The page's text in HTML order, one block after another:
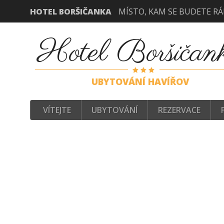
Hotel
UBYTOVÁNÍ HAVÍŘOV
HOTEL BORŠIČANKA MÍSTO, KAM SE BUDETE
VÍTEJTE UBYTOVÁNÍ REZERVACE